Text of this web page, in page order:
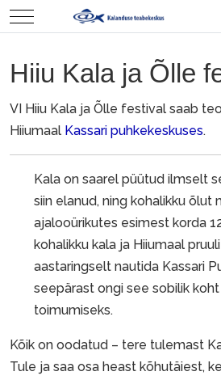
Mobile Menu Toggle
Hiiu Kala ja Õlle
VI Hiiu Kala ja Õlle festival saab
Hiiumaal Kassari puhkekeskuses.
Kala on saarel püütud ilmselt
siin elanud, ning kohalikku õlut
ajalooürikutes esimest korda
kohalikku kala ja Hiiumaal
aastaringselt nautida Kassari
seepärast ongi see sobilik
toimumiseks.
Kõik on oodatud – tere tulemast
Tule ja saa osa heast kõhutäiest,